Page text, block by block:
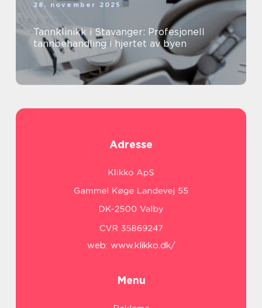
28. november 2025
Tannklinikk i Stavanger: Profesjonell
tannbehandling i hjertet av byen
Adresse
web: www.klikko.dk/
Menu